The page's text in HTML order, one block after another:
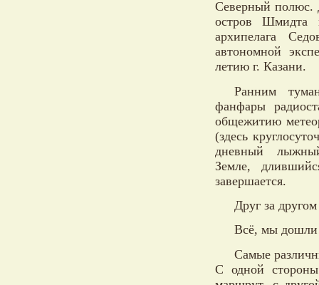
Северный полюс.
остров
архипелага
автономной
летию г. Казани.
Ранним
фанфары
общежитию
(здесь
дневный
Земле,
завершается.
Друг за
Всё, мы
Самые
С одной